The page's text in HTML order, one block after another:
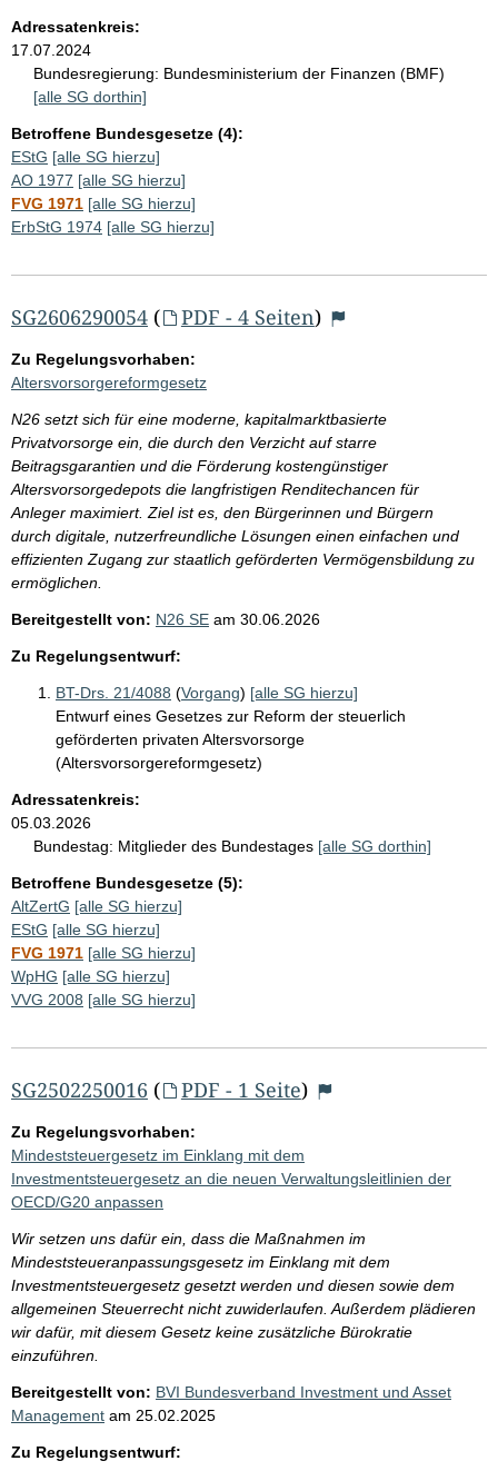
Adressatenkreis:
17.07.2024
Bundesregierung: Bundesministerium der Finanzen (BMF)
[alle SG dorthin]
Betroffene Bundesgesetze (4):
EStG [alle SG hierzu]
AO 1977 [alle SG hierzu]
FVG 1971 [alle SG hierzu]
ErbStG 1974 [alle SG hierzu]
SG2606290054 ( PDF - 4 Seiten)
Zu Regelungsvorhaben:
Altersvorsorgereformgesetz
N26 setzt sich für eine moderne, kapitalmarktbasierte
Privatvorsorge ein, die durch den Verzicht auf starre
Beitragsgarantien und die Förderung kostengünstiger
Altersvorsorgedepots die langfristigen Renditechancen für
Anleger maximiert. Ziel ist es, den Bürgerinnen und Bürgern
durch digitale, nutzerfreundliche Lösungen einen einfachen und
effizienten Zugang zur staatlich geförderten Vermögensbildung zu
ermöglichen.
Bereitgestellt von: N26 SE am 30.06.2026
Zu Regelungsentwurf:
BT-Drs. 21/4088 (Vorgang) [alle SG hierzu]
Entwurf eines Gesetzes zur Reform der steuerlich
geförderten privaten Altersvorsorge
(Altersvorsorgereformgesetz)
Adressatenkreis:
05.03.2026
Bundestag: Mitglieder des Bundestages [alle SG dorthin]
Betroffene Bundesgesetze (5):
AltZertG [alle SG hierzu]
EStG [alle SG hierzu]
FVG 1971 [alle SG hierzu]
WpHG [alle SG hierzu]
VVG 2008 [alle SG hierzu]
SG2502250016 ( PDF - 1 Seite)
Zu Regelungsvorhaben:
Mindeststeuergesetz im Einklang mit dem
Investmentsteuergesetz an die neuen Verwaltungsleitlinien der
OECD/G20 anpassen
Wir setzen uns dafür ein, dass die Maßnahmen im
Mindeststeueranpassungsgesetz im Einklang mit dem
Investmentsteuergesetz gesetzt werden und diesen sowie dem
allgemeinen Steuerrecht nicht zuwiderlaufen. Außerdem plädieren
wir dafür, mit diesem Gesetz keine zusätzliche Bürokratie
einzuführen.
Bereitgestellt von: BVI Bundesverband Investment und Asset
Management am 25.02.2025
Zu Regelungsentwurf: